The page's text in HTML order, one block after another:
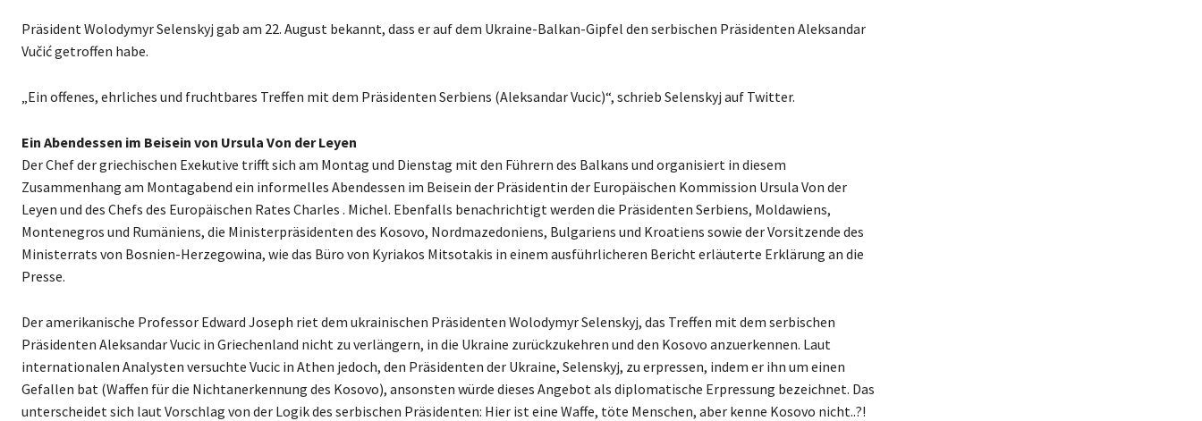
Präsident Wolodymyr Selenskyj gab am 22. August bekannt, dass er auf dem Ukraine-Balkan-Gipfel den serbischen Präsidenten Aleksandar
Vučić getroffen habe.
„Ein offenes, ehrliches und fruchtbares Treffen mit dem Präsidenten Serbiens (Aleksandar Vucic)“, schrieb Selenskyj auf Twitter.
Ein Abendessen im Beisein von Ursula Von der Leyen
Der Chef der griechischen Exekutive trifft sich am Montag und Dienstag mit den Führern des Balkans und organisiert in diesem
Zusammenhang am Montagabend ein informelles Abendessen im Beisein der Präsidentin der Europäischen Kommission Ursula Von der
Leyen und des Chefs des Europäischen Rates Charles . Michel. Ebenfalls benachrichtigt werden die Präsidenten Serbiens, Moldawiens,
Montenegros und Rumäniens, die Ministerpräsidenten des Kosovo, Nordmazedoniens, Bulgariens und Kroatiens sowie der Vorsitzende des
Ministerrats von Bosnien-Herzegowina, wie das Büro von Kyriakos Mitsotakis in einem ausführlicheren Bericht erläuterte Erklärung an die
Presse.
Der amerikanische Professor Edward Joseph riet dem ukrainischen Präsidenten Wolodymyr Selenskyj, das Treffen mit dem serbischen
Präsidenten Aleksandar Vucic in Griechenland nicht zu verlängern, in die Ukraine zurückzukehren und den Kosovo anzuerkennen. Laut
internationalen Analysten versuchte Vucic in Athen jedoch, den Präsidenten der Ukraine, Selenskyj, zu erpressen, indem er ihn um einen
Gefallen bat (Waffen für die Nichtanerkennung des Kosovo), ansonsten würde dieses Angebot als diplomatische Erpressung bezeichnet. Das
unterscheidet sich laut Vorschlag von der Logik des serbischen Präsidenten: Hier ist eine Waffe, töte Menschen, aber kenne Kosovo nicht..?!